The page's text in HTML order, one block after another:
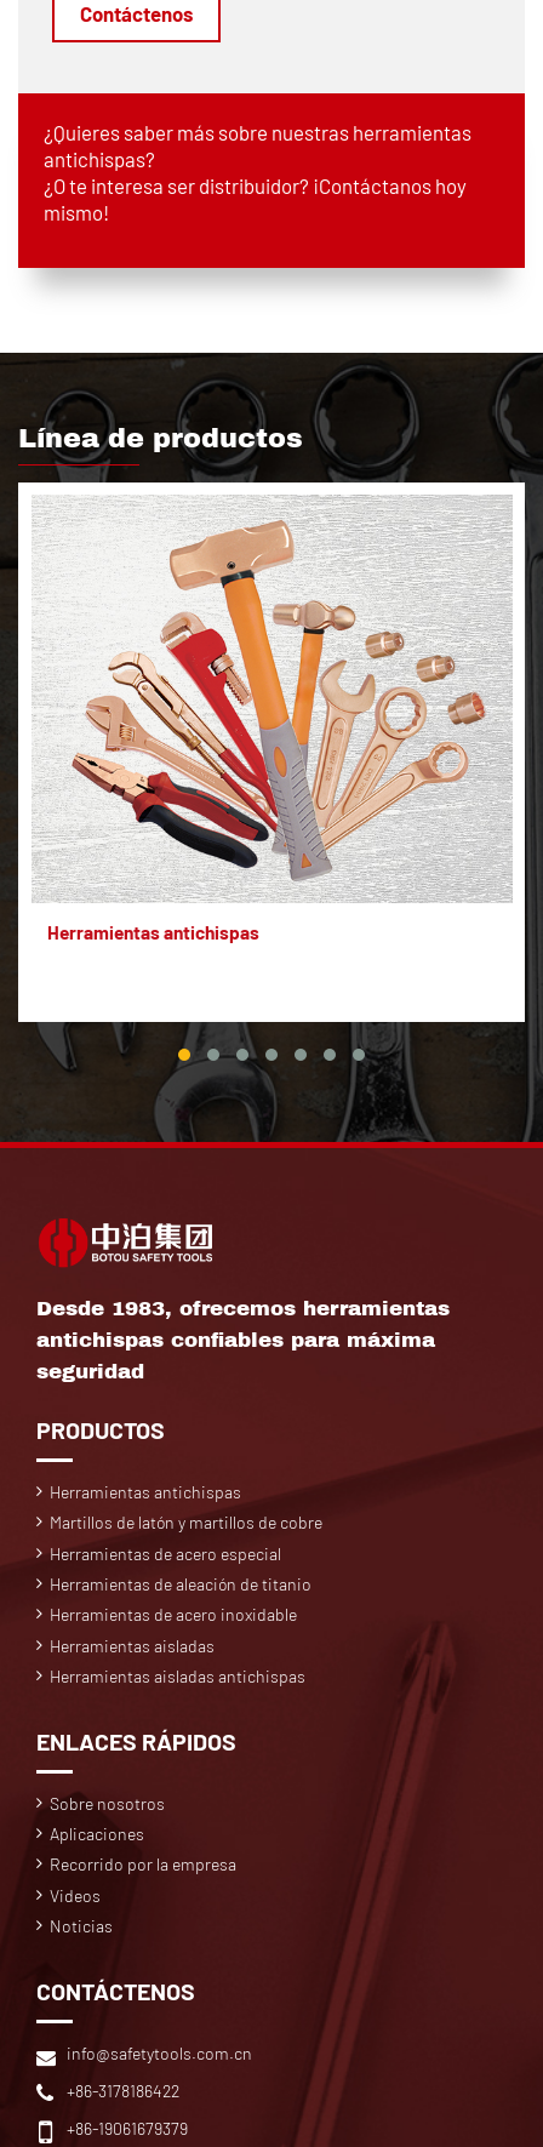
Contáctenos
¿Quieres saber más sobre nuestras herramientas
antichispas?
¿O te interesa ser distribuidor? ¡Contáctanos hoy
mismo!
Línea de productos
Herramientas antichispas
Desde 1983, ofrecemos herramientas
antichispas confiables para máxima
seguridad
PRODUCTOS
Herramientas antichispas
Martillos de latón y martillos de cobre
Herramientas de acero especial
Herramientas de aleación de titanio
Herramientas de acero inoxidable
Herramientas aisladas
Herramientas aisladas antichispas
ENLACES RÁPIDOS
Sobre nosotros
Aplicaciones
Recorrido por la empresa
Videos
Noticias
CONTÁCTENOS
info@safetytools.com.cn
+86-3178186422
+86-19061679379